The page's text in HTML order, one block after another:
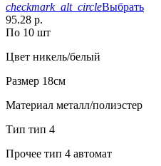
checkmark_alt_circleВыбрать
95.28 р.
По 10 шт
Цвет никель/белый
Размер 18см
Материал металл/полиэстер
Тип тип 4
Прочее тип 4 автомат